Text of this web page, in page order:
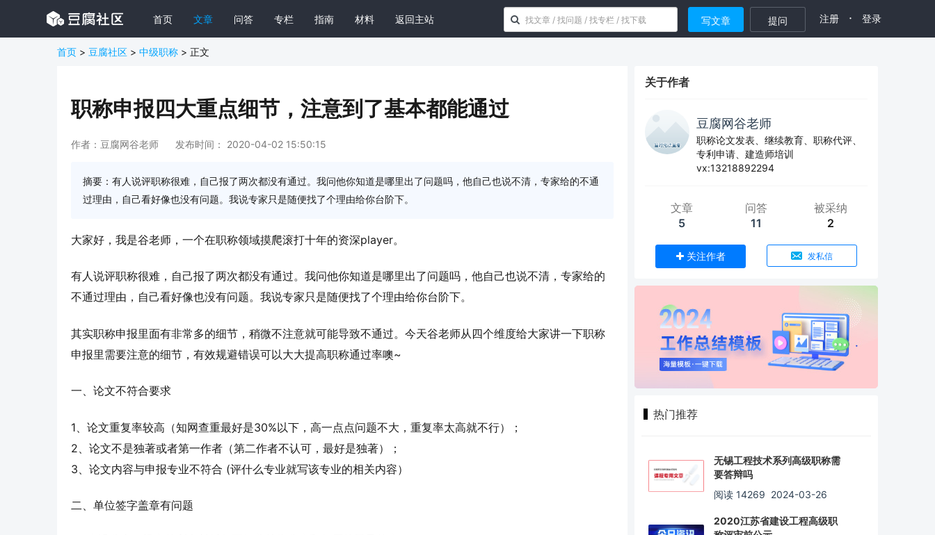
首页 文章 问答 专栏 指南 材料 返回主站 写文章 提问 注册 · 登录
首页 > 豆腐社区 > 中级职称 > 正文
职称申报四大重点细节，注意到了基本都能通过
作者：豆腐网谷老师 发布时间： 2020-04-02 15:50:15
摘要：有人说评职称很难，自己报了两次都没有通过。我问他你知道是哪里出了问题吗，他自己也说不清，专家给的不通
过理由，自己看好像也没有问题。我说专家只是随便找了个理由给你台阶下。
大家好，我是谷老师，一个在职称领域摸爬滚打十年的资深player。
有人说评职称很难，自己报了两次都没有通过。我问他你知道是哪里出了问题吗，他自己也说不清，专家给的
不通过理由，自己看好像也没有问题。我说专家只是随便找了个理由给你台阶下。
其实职称申报里面有非常多的细节，稍微不注意就可能导致不通过。今天谷老师从四个维度给大家讲一下职称
申报里需要注意的细节，有效规避错误可以大大提高职称通过率噢~
一、论文不符合要求
1、论文重复率较高（知网查重最好是30%以下，高一点点问题不大，重复率太高就不行）；
2、论文不是独著或者第一作者（第二作者不认可，最好是独著）；
3、论文内容与申报专业不符合 (评什么专业就写该专业的相关内容）
二、单位签字盖章有问题
关于作者
豆腐网谷老师
职称论文发表、继续教育、职称代评、
专利申请、建造师培训
vx:13218892294
文章
5
问答
11
被采纳
2
关注作者 发私信
热门推荐
无锡工程技术系列高级职称需
要答辩吗
阅读 14269 2024-03-26
2020江苏省建设工程高级职